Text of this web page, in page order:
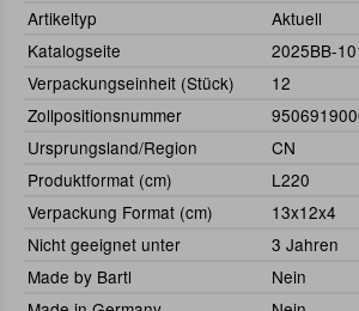
Artikeltyp
Aktuell
Katalogseite
2025BB-
Verpackungseinheit (Stück)
12
Zollpositionsnummer
Ursprungsland/Region
CN
Produktformat (cm)
L220
Verpackung Format (cm)
13x12x4
Nicht geeignet unter
3 Jahren
Made by Bartl
Nein